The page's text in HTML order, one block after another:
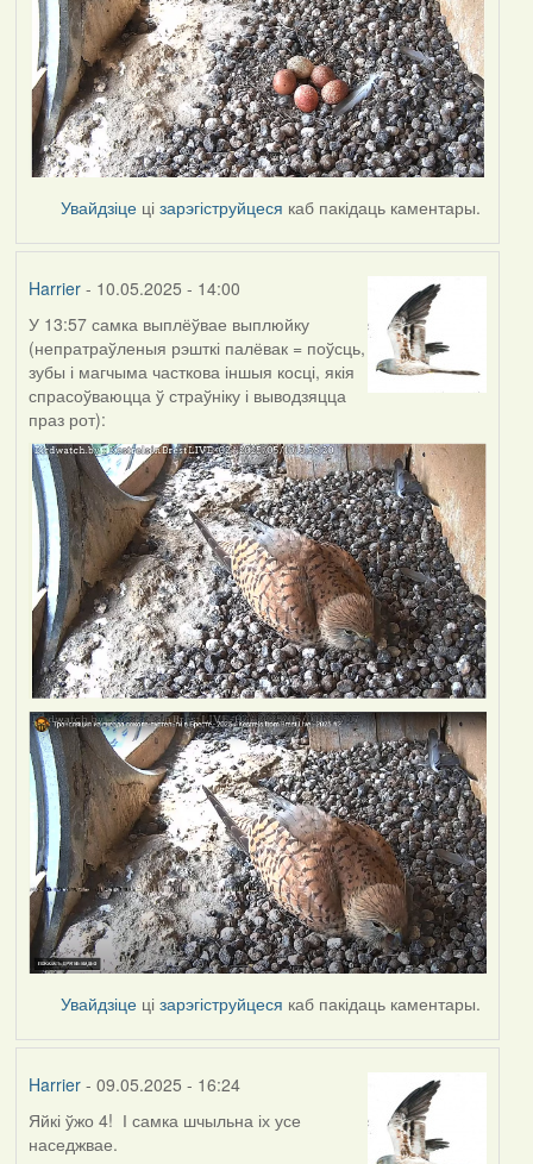
Увайдзіце цізарэгіструйцеся каб пакідаць каментары.
Harrier- 10.05.2025 - 14:00
У 13:57 самка выплёўвае выплюйку
(непратраўленыя рэшткі палёвак = поўсць,
зубы і магчыма часткова іншыя косці, якія
спрасоўваюцца ў страўніку і выводзяцца
праз рот):
Увайдзіце цізарэгіструйцеся каб пакідаць каментары.
Harrier- 09.05.2025 - 16:24
Яйкі ўжо 4! І самка шчыльна іх усе
наседжвае.